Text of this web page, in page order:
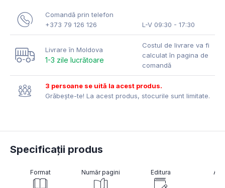
Comandă prin telefon
+373 79 126 126
L-V 09:30 - 17:30
Livrare în Moldova
1-3 zile lucrătoare
Costul de livrare va fi
calculat în pagina de
comandă
3 persoane se uită la acest produs.
Grăbește-te! La acest produs, stocurile sunt limitate.
Specificații produs
Format Număr pagini Editura